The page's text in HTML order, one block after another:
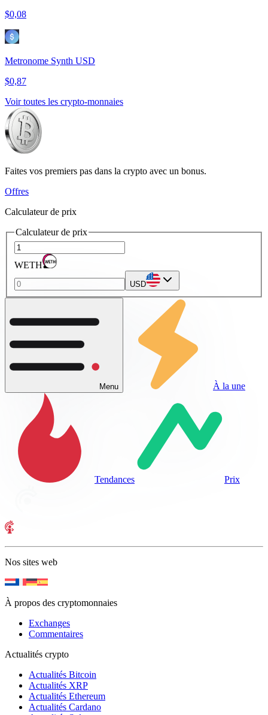
$0,08
Metronome Synth USD
$0,87
Voir toutes les crypto-monnaies
Faites vos premiers pas dans la crypto avec un bonus.
Offres
Calculateur de prix
Calculateur de prix
WETH
USD
Menu À la une
Tendances Prix
Nos sites web
À propos des cryptomonnaies
Exchanges
Commentaires
Actualités crypto
Actualités Bitcoin
Actualités XRP
Actualités Ethereum
Actualités Cardano